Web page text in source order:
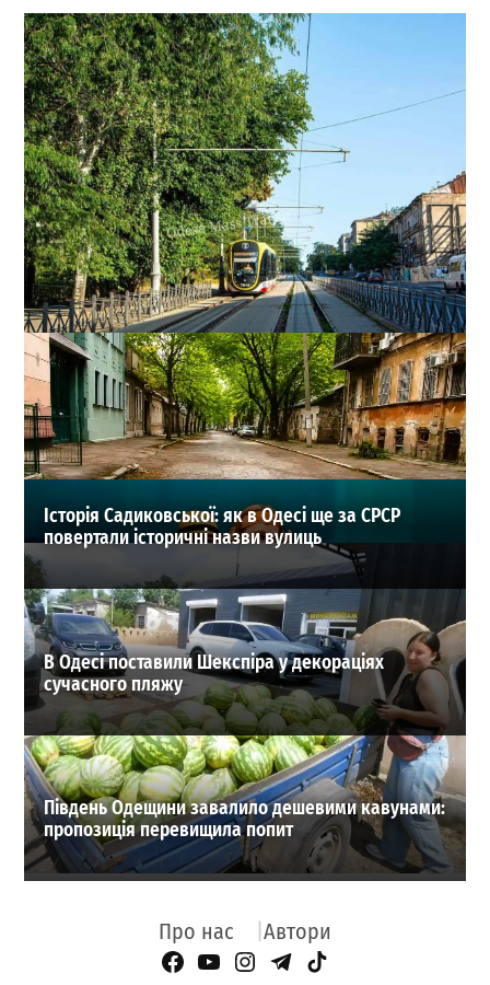
В Одесі змінили рух трамваїв і тролейбусів: які
маршрути скасували
0
29-07-2026 в 10:16
ВИБІР РЕДАКЦІЇ
Історія Садиковської: як в Одесі ще за СРСР
повертали історичні назви вулиць
В Одесі поставили Шекспіра у декораціях
сучасного пляжу
Південь Одещини завалило дешевими кавунами:
пропозиція перевищила попит
Про нас Автори
Facebook Page
YouTube
Instagram
Telegram
TikTok